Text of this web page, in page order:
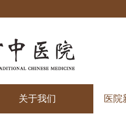
关于我们 医院